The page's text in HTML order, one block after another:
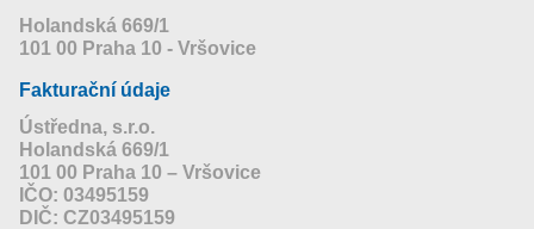
Holandská 669/1
101 00 Praha 10 - Vršovice
Fakturační údaje
Ústředna, s.r.o.
Holandská 669/1
101 00 Praha 10 – Vršovice
IČO: 03495159
DIČ: CZ03495159